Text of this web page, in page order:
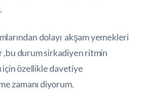
dolayı akşam yemekleri
,bu durum sirkadiyen ritmin
için özellikle davetiye
zamanı diyorum.